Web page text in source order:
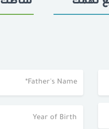
تهمّك شاطك